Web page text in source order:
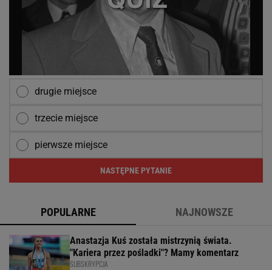
drugie miejsce
trzecie miejsce
pierwsze miejsce
NASTĘPNE PYTANIE
POPULARNE NAJNOWSZE
Anastazja Kuś została mistrzynią świata.
"Kariera przez pośladki"? Mamy komentarz
SUBSKRYPCJA